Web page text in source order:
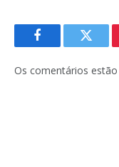
Facebook
Os comentários